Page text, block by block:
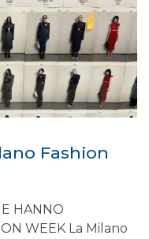
Fashion
HANNO
WEEK La Milano